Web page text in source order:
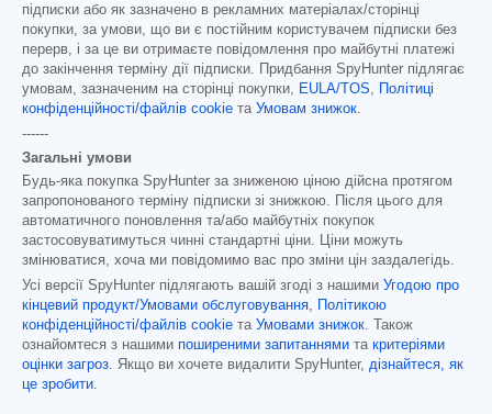
підписки або як зазначено в рекламних матеріалах/сторінці
покупки, за умови, що ви є постійним користувачем підписки без
перерв, і за це ви отримаєте повідомлення про майбутні платежі
до закінчення терміну дії підписки. Придбання SpyHunter підлягає
умовам, зазначеним на сторінці покупки, EULA/TOS,
Політиці
конфіденційності/файлів cookie та Умовам знижок.
------
Загальні умови
Будь-яка покупка SpyHunter за зниженою ціною дійсна протягом
запропонованого терміну підписки зі знижкою. Після цього для
автоматичного поновлення та/або майбутніх покупок
застосовуватимуться чинні стандартні ціни. Ціни можуть
змінюватися, хоча ми повідомимо вас про зміни цін заздалегідь.
Усі версії SpyHunter підлягають вашій згоді з нашими Угодою про
кінцевий продукт/Умовами обслуговування,
Політикою
конфіденційності/файлів cookie та Умовами знижок. Також
ознайомтеся з нашими поширеними запитаннями та критеріями
оцінки загроз. Якщо ви хочете видалити SpyHunter, дізнайтеся, як
це зробити.